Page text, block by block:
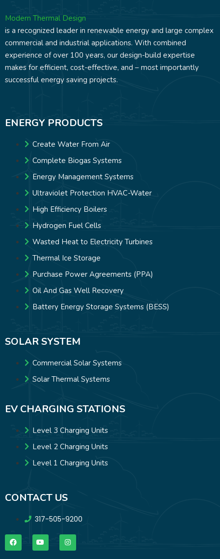
Modern Thermal Design
is a recognized leader in renewable energy and large complex
commercial and industrial applications. With combined
experience of over 100 years, our design-build expertise
makes for efficient, cost-effective, and – most importantly
successful energy saving projects.
ENERGY PRODUCTS
Create Water From Air
Complete Biogas Systems
Energy Management Systems
Ultraviolet Protection HVAC-Water
High Efficiency Boilers
Hydrogen Fuel Cells
Wasted Heat to Electricity Turbines
Thermal Ice Storage
Purchase Power Agreements (PPA)
Oil And Gas Well Recovery
Battery Energy Storage Systems (BESS)
SOLAR SYSTEM
Commercial Solar Systems
Solar Thermal Systems
EV CHARGING STATIONS
Level 3 Charging Units
Level 2 Charging Units
Level 1 Charging Units
CONTACT US
317-505-9200